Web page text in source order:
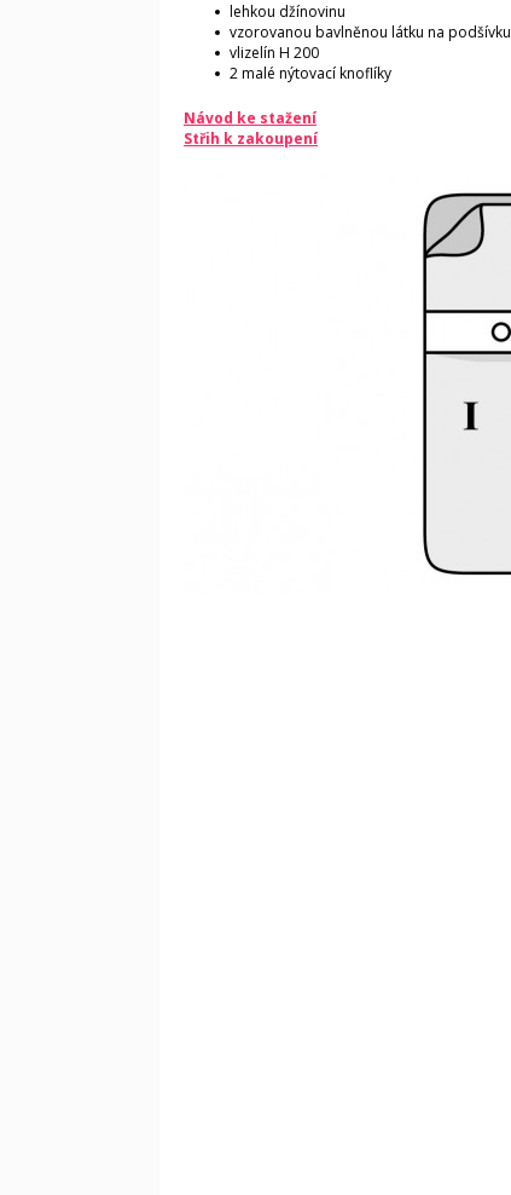
lehkou džínovinu
vzorovanou bavlněnou látku na podšívku
vlizelín H 200
2 malé nýtovací knoflíky
Návod ke stažení
Střih k zakoupení